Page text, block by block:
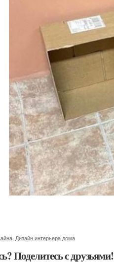
, Дизайн интерьера дома
Поделитесь с друзьями!